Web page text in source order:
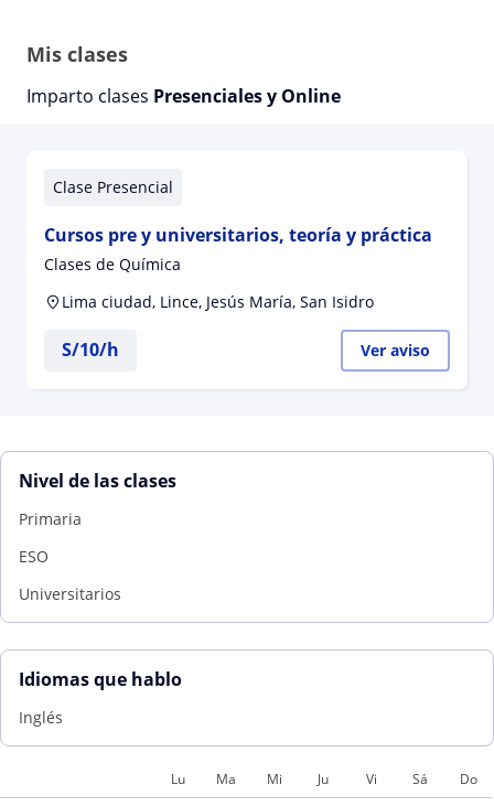
Mis clases
Imparto clases Presenciales y Online
Clase Presencial
Cursos pre y universitarios, teoría y práctica
Clases de Química
Lima ciudad, Lince, Jesús María, San Isidro
S/10/h Ver aviso
Nivel de las clases
Primaria
ESO
Universitarios
Idiomas que hablo
Inglés
Lu Ma Mi Ju Vi Sá Do